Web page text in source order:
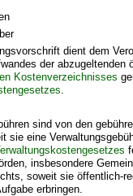
dient dem
der
Kostenverzeichnisses
sind von den
sie eine
insbesondere
soweit sie öffentlich-
erbringen.